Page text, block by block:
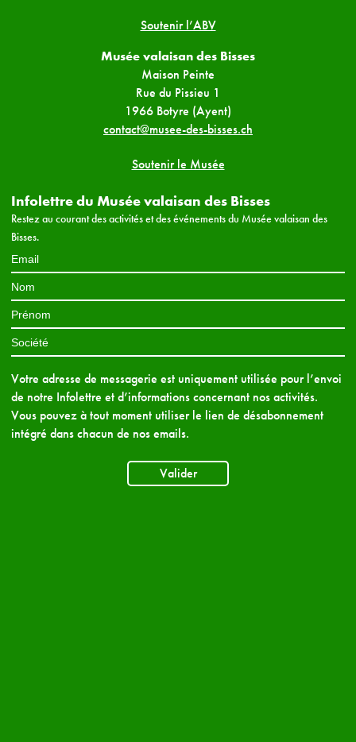
Soutenir l’ABV
Musée valaisan des Bisses
Maison Peinte
Rue du Pissieu 1
1966 Botyre (Ayent)
contact@musee-des-bisses.ch
Soutenir le Musée
Infolettre du Musée valaisan des Bisses
Restez au courant des activités et des événements du Musée valaisan des
Bisses.
Votre adresse de messagerie est uniquement utilisée pour l’envoi
de notre Infolettre et d’informations concernant nos activités.
Vous pouvez à tout moment utiliser le lien de désabonnement
intégré dans chacun de nos emails.